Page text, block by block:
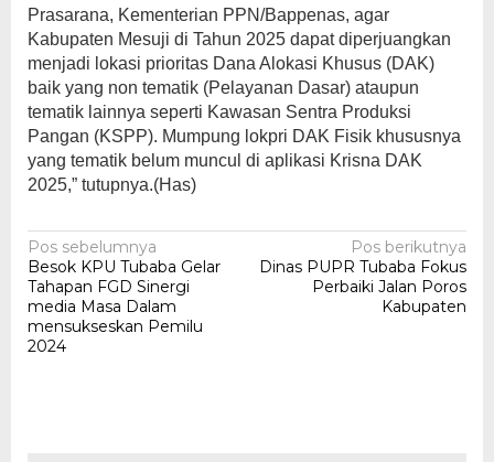
Prasarana, Kementerian PPN/Bappenas, agar
Kabupaten Mesuji di Tahun 2025 dapat diperjuangkan
menjadi lokasi prioritas Dana Alokasi Khusus (DAK)
baik yang non tematik (Pelayanan Dasar) ataupun
tematik lainnya seperti Kawasan Sentra Produksi
Pangan (KSPP). Mumpung lokpri DAK Fisik khususnya
yang tematik belum muncul di aplikasi Krisna DAK
2025,” tutupnya.(Has)
Navigasi
pos
Pos sebelumnya
Besok KPU Tubaba Gelar
Tahapan FGD Sinergi
media Masa Dalam
mensukseskan Pemilu
2024
Pos berikutnya
Dinas PUPR Tubaba Fokus
Perbaiki Jalan Poros
Kabupaten